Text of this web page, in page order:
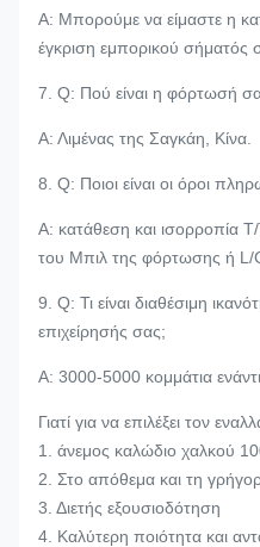
Α: Μπορούμε να είμαστε η
έγκριση εμπορικού σήματός
7. Q: Πού είναι η φόρτωσή
Α: Λιμένας της Σαγκάη, Κίνα.
8. Q: Ποιοι είναι οι όροι
Α: κατάθεση και ισορροπία
του Μπιλ της φόρτωσης ή L/
9. Q: Τι είναι διαθέσιμη
επιχείρησής σας;
Α: 3000-5000 κομμάτια
Γιατί για να επιλέξει τον
1. άνεμος καλώδιο χαλκού
2. Στο απόθεμα και τη
3. Διετής εξουσιοδότηση
4. Καλύτερη ποιότητα και